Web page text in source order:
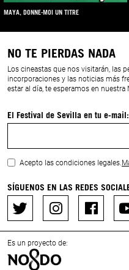
POLLOLIEBRE Y EL SECRETO DE LA MARMOTA
NO TE PIERDAS NADA
Los cineastas que nos visitarán, las
incorporaciones y las noticias más
estar al día, te esperamos en nuestra
El Festival de Sevilla en tu e-mail:
Acepto las condiciones legales.
SÍGUENOS EN LAS REDES
Es un proyecto de: